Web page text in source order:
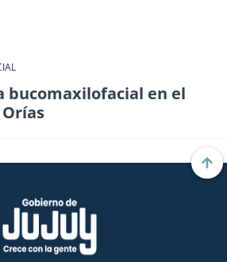
bucomaxilofacial en el